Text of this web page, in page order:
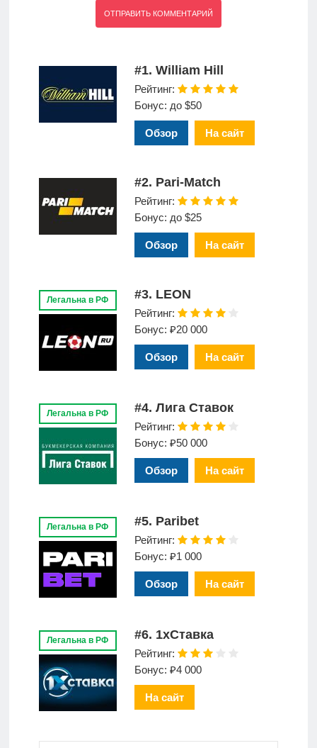
#1. William Hill
Рейтинг:
Бонус: до $50
Обзор На сайт
#2. Pari-Match
Рейтинг:
Бонус: до $25
Обзор На сайт
Легальна в РФ #3. LEON
Рейтинг:
Бонус: ₽20 000
Обзор На сайт
Легальна в РФ #4. Лига Ставок
Рейтинг:
Бонус: ₽50 000
Обзор На сайт
Легальна в РФ #5. Paribet
Рейтинг:
Бонус: ₽1 000
Обзор На сайт
Легальна в РФ #6. 1xСтавка
Рейтинг:
Бонус: ₽4 000
На сайт